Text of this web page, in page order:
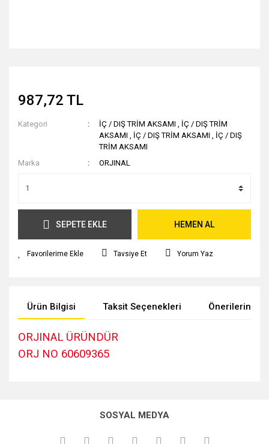
987,72 TL
Kategori İÇ / DIŞ TRİM AKSAMI , İÇ / DIŞ TRİM
AKSAMI , İÇ / DIŞ TRİM AKSAMI , İÇ / DIŞ
TRİM AKSAMI
Marka
ORJINAL
SEPETE EKLE HEMEN AL
Tavsiye Et Yorum Yaz
Ürün Bilgisi Taksit Seçenekleri Önerileriniz
ORJINAL ÜRÜNDÜR
ORJ NO 60609365
kullanarak tarafımıza iletebilirsiniz.
Görüş ve önerileriniz için teşekkür ederiz.
SOSYAL MEDYA